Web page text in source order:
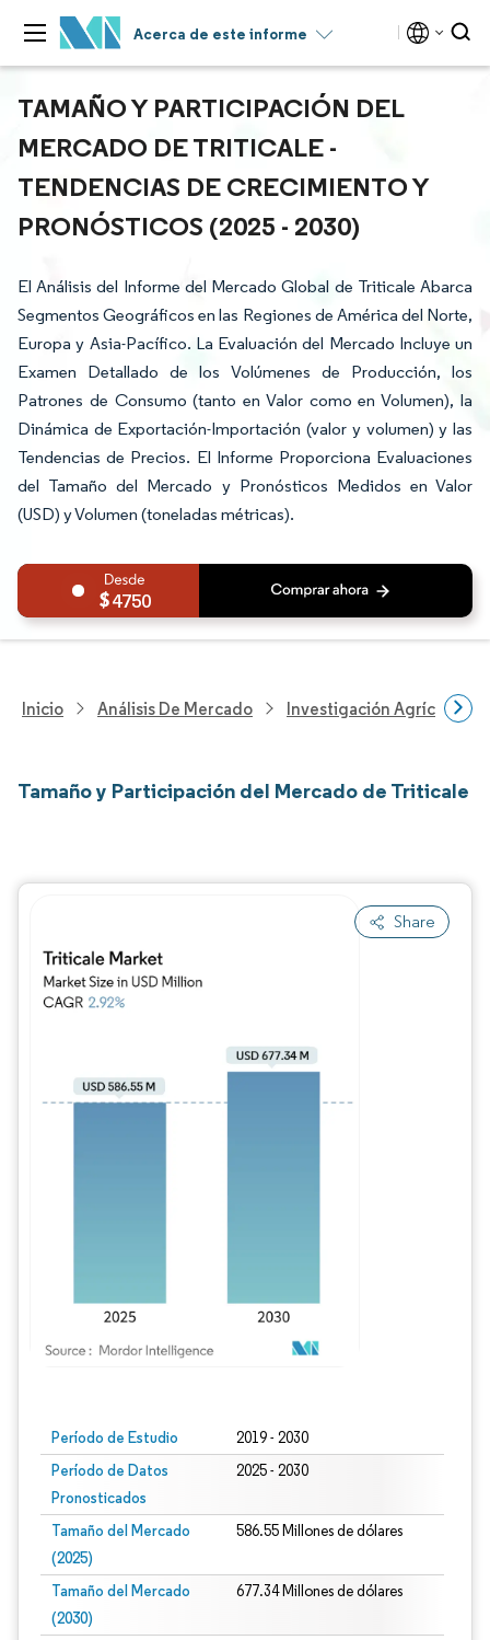
Acerca de este informe
TAMAÑO Y PARTICIPACIÓN DEL
MERCADO DE TRITICALE -
TENDENCIAS DE CRECIMIENTO Y
PRONÓSTICOS (2025 - 2030)
El Análisis del Informe del Mercado Global de Triticale Abarca
Segmentos Geográficos en las Regiones de América del Norte,
Europa y Asia-Pacífico. La Evaluación del Mercado Incluye un
Examen Detallado de los Volúmenes de Producción, los
Patrones de Consumo (tanto en Valor como en Volumen), la
Dinámica de Exportación-Importación (valor y volumen) y las
Tendencias de Precios. El Informe Proporciona Evaluaciones
del Tamaño del Mercado y Pronósticos Medidos en Valor
(USD) y Volumen (toneladas métricas).
4750
Inicio Análisis De Mercado Investigación Agrícola
Tamaño y Participación del Mercado de Triticale
Share
Período de Estudio 2019 - 2030
Período de Datos
Pronosticados
2025 - 2030
Tamaño del Mercado
(2025)
586.55 Millones de dólares
Tamaño del Mercado
(2030)
677.34 Millones de dólares